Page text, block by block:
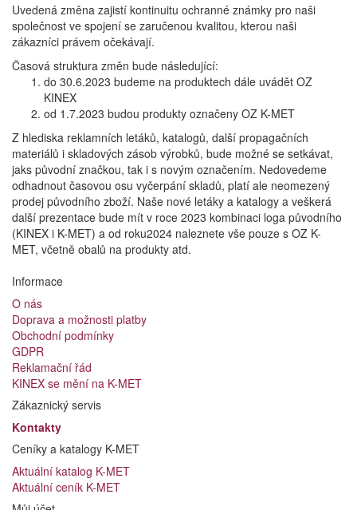
Uvedená změna zajistí kontinuitu ochranné známky pro naši
společnost ve spojení se zaručenou kvalitou, kterou naši
zákazníci právem očekávají.
Časová struktura změn bude následující:
do 30.6.2023 budeme na produktech dále uvádět OZ
KINEX
od 1.7.2023 budou produkty označeny OZ K-MET
Z hlediska reklamních letáků, katalogů, další propagačních
materiálů i skladových zásob výrobků, bude možné se setkávat,
jaks původní značkou, tak i s novým označením. Nedovedeme
odhadnout časovou osu vyčerpání skladů, platí ale neomezený
prodej původního zboží. Naše nové letáky a katalogy a veškerá
další prezentace bude mít v roce 2023 kombinaci loga původního
(KINEX i K-MET) a od roku2024 naleznete vše pouze s OZ K-
MET, včetně obalů na produkty atd.
Informace
O nás
Doprava a možnosti platby
Obchodní podmínky
GDPR
Reklamační řád
KINEX se mění na K-MET
Zákaznický servis
Kontakty
Ceníky a katalogy K-MET
Aktuální katalog K-MET
Aktuální ceník K-MET